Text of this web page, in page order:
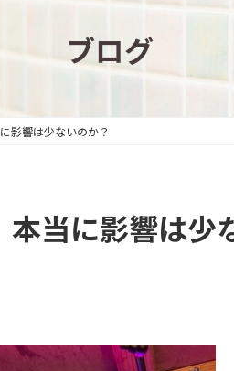
ブログ
影響は少ないのか？
本当に影響は少